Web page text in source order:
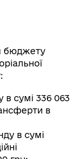
бюджету
в сумі 336 063
в
в сумі